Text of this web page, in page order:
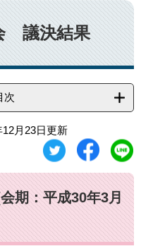
議決結果
次
月23日更新
期：平成30年3月